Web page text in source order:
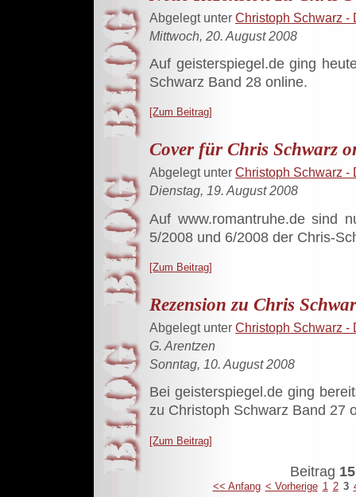
Abgelegt unter Christoph Schwarz -
Mittwoch, 20. August 2008
Auf geisterspiegel.de ging
Schwarz Band 28 online.
[Zum Beitrag]
Cover für Chris Schwarz
Abgelegt unter Christoph Schwarz -
Dienstag, 19. August 2008
Auf www.romantruhe.de sind
5/2008 und 6/2008 der Chris-
[Zum Beitrag]
Rezension zu Chris
Abgelegt unter Christoph Schwarz -
G. Arentzen
Sonntag, 10. August 2008
Bei geisterspiegel.de ging
zu Christoph Schwarz Band 27
[Zum Beitrag]
Beitrag
<< Anfang < Vorherige 1 2 3